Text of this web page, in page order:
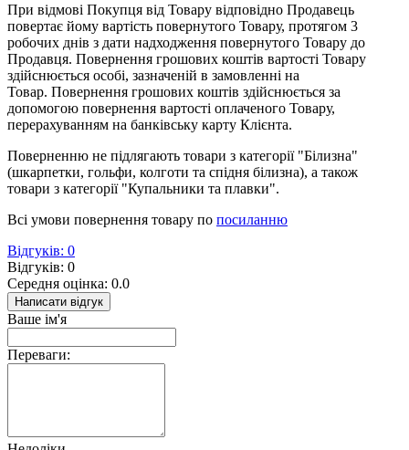
При відмові Покупця від Товару відповідно Продавець
повертає йому вартість повернутого Товару, протягом 3
робочих днів з дати надходження повернутого Товару до
Продавця. Повернення грошових коштів вартості Товару
здійснюється особі, зазначеній в замовленні на
Товар. Повернення грошових коштів здійснюється за
допомогою повернення вартості оплаченого Товару,
перерахуванням на банківську карту Клієнта.
Поверненню не підлягають товари з категорії "Білизна"
(шкарпетки, гольфи, колготи та спідня білизна), а також
товари з категорії "Купальники та плавки".
Всі умови повернення товару по посиланню
Відгуків: 0
Відгуків: 0
Середня оцінка: 0.0
Написати відгук
Ваше ім'я
Переваги: